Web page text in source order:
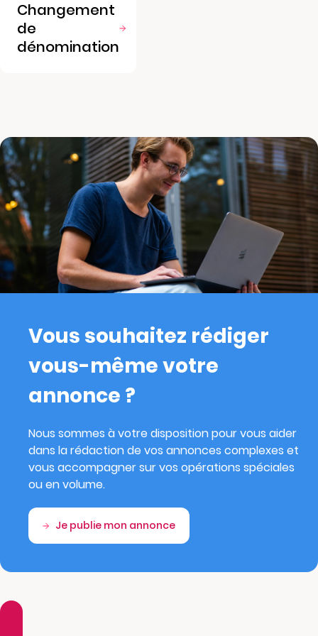
Changement
de
dénomination
Vous souhaitez rédiger
vous-même votre
annonce ?
Nous sommes à votre disposition pour vous aider
dans la rédaction de vos annonces complexes et
vous accompagner sur vos opérations spéciales
ou en volume.
Je publie mon annonce